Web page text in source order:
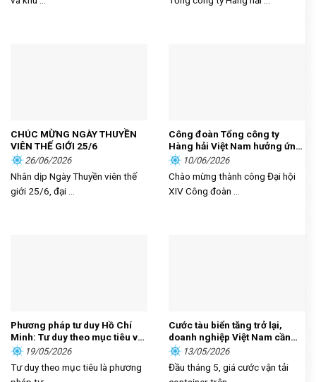
HÀNG HẢI
CHÚC MỪNG NGÀY THUYỀN
VIÊN THẾ GIỚI 25/6
26/06/2026
Nhân dịp Ngày Thuyền viên thế
giới 25/6, đại ...
Công đoàn Tổng công ty
Hàng hải Việt Nam hưởng ứng
phong trào thi đua “Lao động
giỏi, năng suất cao, thu nhập
tốt”
10/06/2026
Chào mừng thành công Đại hội
XIV Công đoàn ...
Phương pháp tư duy Hồ Chí
Minh: Tư duy theo mục tiêu và
sự vận dụng trong kỷ nguyên
mới
19/05/2026
Tư duy theo mục tiêu là phương
Cước tàu biển tăng trở lại,
doanh nghiệp Việt Nam cần
làm gì?13/05/2026
Đầu tháng 5, giá cước vận tải